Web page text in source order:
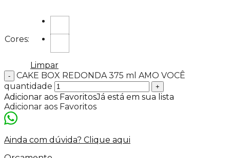
Cores:
Limpar
CAKE BOX REDONDA 375 ml AMO VOCÊ
quantidade
Adicionar aos FavoritosJá está em sua lista
Adicionar aos Favoritos
Ainda com dúvida? Clique aqui